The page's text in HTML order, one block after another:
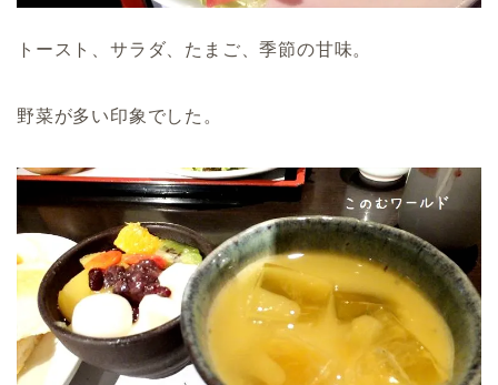
トースト、サラダ、たまご、季節の甘味。
野菜が多い印象でした。